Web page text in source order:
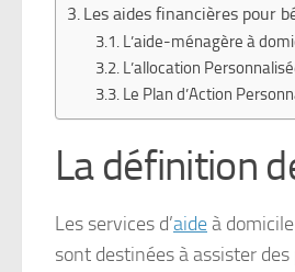
Les aides financières pour
L’aide-ménagère à
L’allocation
Le Plan d’Action
La définition
Les services d’aideà
sont destinées à assister